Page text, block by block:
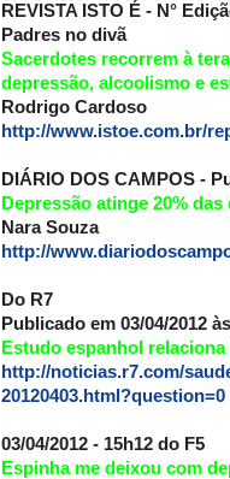
REVISTA ISTO É - N°
Padres no divã
Sacerdotes recorrem à
depressão, alcoolismo e
Rodrigo Cardoso
http://www.istoe.com.br/
DIÁRIO DOS CAMPOS -
Depressão atinge 20%
Nara Souza
http://
Do R7
Publicado em 03/04/2012
Estudo espanhol
http://noticias.r7.com/
20120403.html?question=0
03/04/2012 - 15h12 do F5
Espinha me deixou com